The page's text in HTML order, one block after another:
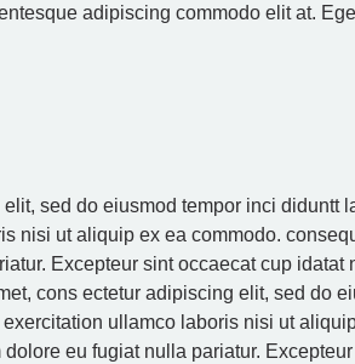
adipiscing commodo elit at.
sed do eiusmod tempor inci diduntt
nisi ut aliquip ex ea commodo.
Excepteur sint occaecat cup
cons ectetur adipiscing elit, sed do
ullamco laboris nisi ut
eu fugiat nulla pariatur.